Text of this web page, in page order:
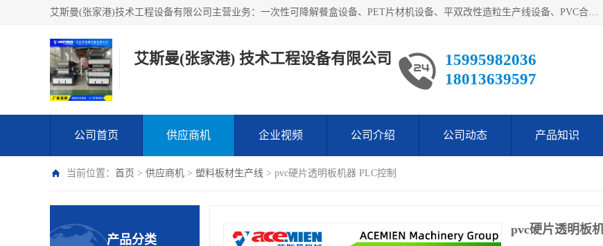
艾斯曼(张家港)技术工程设备有限公司主营业务：一次性可降解餐盒设备、PET片材机设备、平双改性造粒生产线设备、PVC合成树脂瓦设备、PP中空建筑模板设备、PVC管材设备等。成立至今，在国内我们的产品已经销售到全国所有省份，拥有多家客户，在国外产品出口到五十多个国家和地区。
艾斯曼(张家港) 技术工程设备有限公司
15995982036
18013639597
公司首页 供应商机 企业视频 公司介绍 公司动态 产品知识
当前位置： 首页 > 供应商机 > 塑料板材生产线 > pvc硬片透明板机器 PLC控制
产品分类
pvc硬片透明板